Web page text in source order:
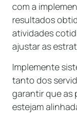
com a
resultados
atividades
ajustar as
Implemente
tanto dos
garantir que as
estejam